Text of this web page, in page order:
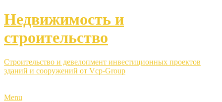
Недвижимость и
строительство
Строительство и девелопмент инвестиционных проектов
зданий и сооружений от Vcp-Group
Menu